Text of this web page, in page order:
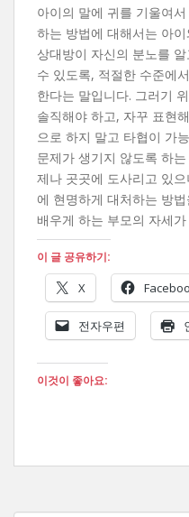
아이의 말에 귀를 기울여
하는 방법에 대해서는 아
상대방이 자신의 분노를
수 있도록, 적절한 수준에
한다는 말입니다. 그러기
솔직해야 하고, 자꾸 표현
으로 하지 말고 타협이 가
문제가 생기지 않도록 하
제나 곳곳에 도사리고 있
에 현명하게 대처하는 방
배우게 하는 부모의 자세
이 글 공유하기:
X
전자우편
이것이 좋아요: